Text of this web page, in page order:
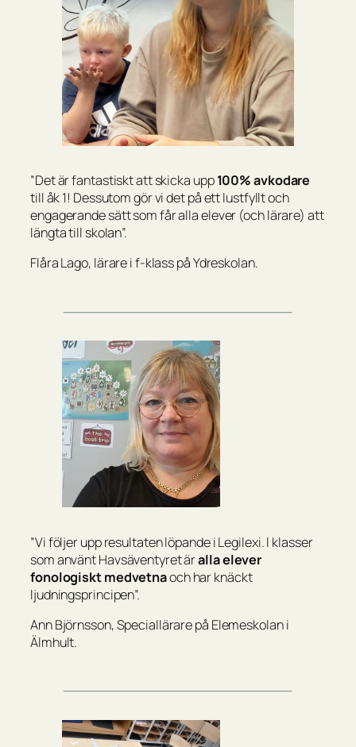
”Det är fantastiskt att skicka upp100% avkodare
till åk 1! Dessutom gör vi det på ett lustfyllt och
engagerande sätt som får alla elever (och lärare) att
längta till skolan”.
Flåra Lago, lärare i f-klass på Ydreskolan.
”Vi följer upp resultaten löpande i Legilexi. I klasser
som använt Havsäventyret äralla elever
fonologiskt medvetnaoch har knäckt
ljudningsprincipen”.
Ann Björnsson, Speciallärare på Elemeskolan i
Älmhult.